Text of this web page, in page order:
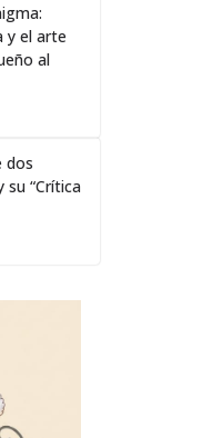
y el arte
al
dos
su “Crítica